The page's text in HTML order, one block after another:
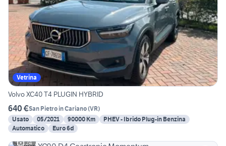
Vetrina
Volvo XC40 T4 PLUGIN HYBRID
640 €San Pietro in Cariano(VR)
Usato
05/2021 90000 Km
PHEV - Ibrido Plug-in Benzina
Automatico
Euro 6d
24